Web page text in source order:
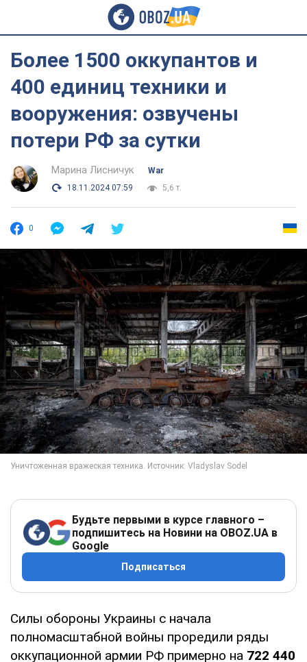
Более 1500 оккупантов и
400 единиц техники и
вооружения: озвучены
потери РФ за сутки
Марина Лисничук
War
18.11.2024 07:59
5,6 т.
0
Будьте первыми в курсе главного –
подпишитесь на Новини на OBOZ.UA в
Google
Подписаться
Силы обороны Украины с начала
полномасштабной войны проредили ряды
оккупационной армии РФ примерно на 722 440